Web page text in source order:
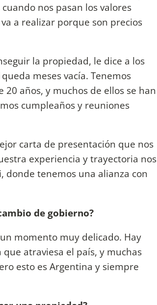
nos pasan los valores
a realizar porque son precios
la propiedad, le dice a los
meses vacía. Tenemos
años, y muchos de ellos se han
cumpleaños y reuniones
carta de presentación que nos
experiencia y trayectoria nos
tenemos una alianza con
de gobierno?
momento muy delicado. Hay
atraviesa el país, y muchas
esto es Argentina y siempre